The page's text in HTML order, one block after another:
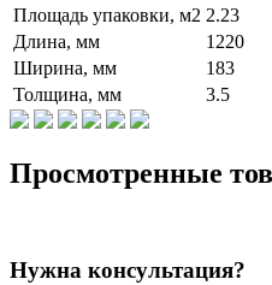
Площадь упаковки, м2 2.23
Длина, мм
1220
Ширина, мм
183
Толщина, мм
3.5
Просмотренные
Нужна консультация?